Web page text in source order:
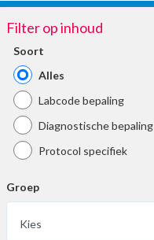
Filter op inhoud
Soort
Alles
Labcode bepaling
Diagnostische bepaling
Protocol specifiek
Groep
Kies